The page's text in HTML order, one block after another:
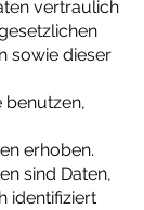
vertraulich
sowie dieser
benutzen,
erhoben.
sind Daten,
identifiziert